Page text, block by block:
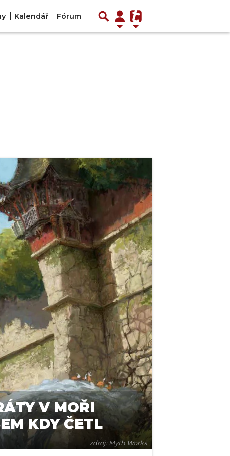
Kalendář Fórum
zdroj: Myth Works
V MOŘI
KDY ČETL